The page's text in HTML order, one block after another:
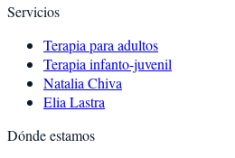
Servicios
Terapia para adultos
Terapia infanto-juvenil
Natalia Chiva
Elia Lastra
Dónde estamos